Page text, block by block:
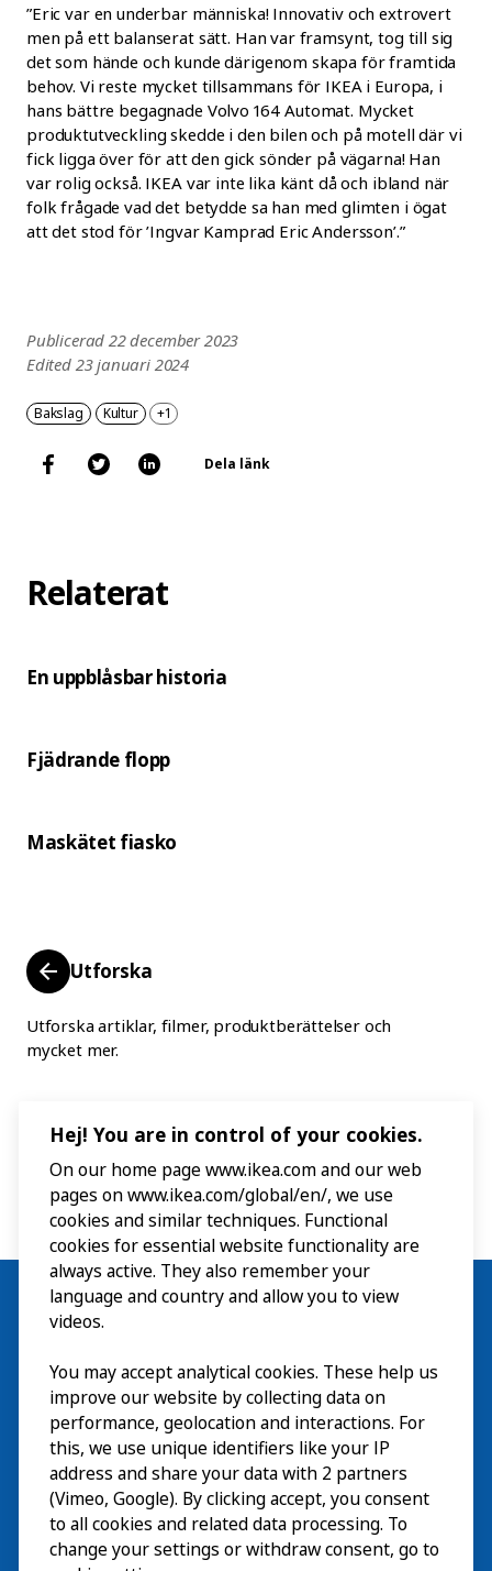
”Eric var en underbar människa! Innovativ och extrovert
men på ett balanserat sätt. Han var framsynt, tog till sig
det som hände och kunde därigenom skapa för framtida
behov. Vi reste mycket tillsammans för IKEA i Europa, i
hans bättre begagnade Volvo 164 Automat. Mycket
produktutveckling skedde i den bilen och på motell där vi
fick ligga över för att den gick sönder på vägarna! Han
var rolig också. IKEA var inte lika känt då och ibland när
folk frågade vad det betydde sa han med glimten i ögat
att det stod för ’Ingvar Kamprad Eric Andersson’.”
Publicerad 22 december 2023
Edited 23 januari 2024
Dela länk
Bakslag Kultur +1
Relaterat
En uppblåsbar historia
Fjädrande flopp
Maskätet fiasko
Utforska
Utforska artiklar, filmer, produktberättelser och
mycket mer.
Besök
Utforska
På gång
Om
Hej! You are in control of your cookies.
On our home page www.ikea.com and our web
pages on www.ikea.com/global/en/, we use
cookies and similar techniques. Functional
cookies for essential website functionality are
always active. They also remember your
language and country and allow you to view
videos.
You may accept analytical cookies. These help us
improve our website by collecting data on
performance, geolocation and interactions. For
this, we use unique identifiers like your IP
address and share your data with 2 partners
(Vimeo, Google). By clicking accept, you consent
to all cookies and related data processing. To
change your settings or withdraw consent, go to